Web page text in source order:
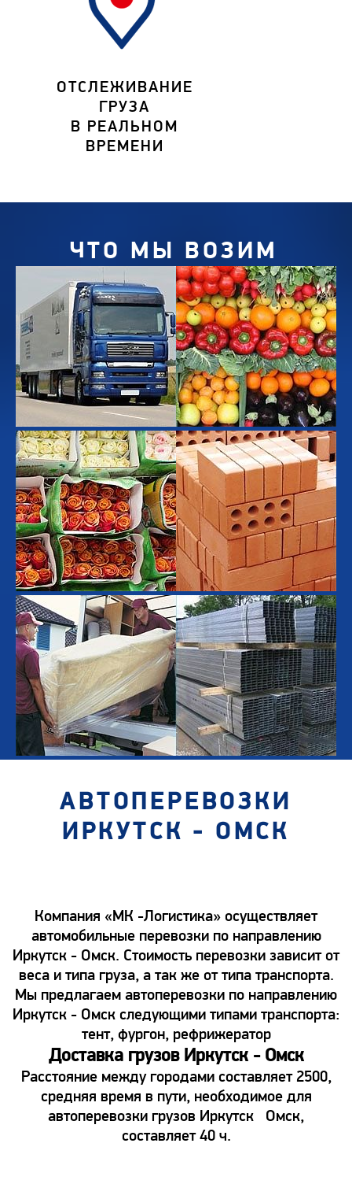
ОТСЛЕЖИВАНИЕ
ГРУЗА
В РЕАЛЬНОМ
ВРЕМЕНИ
ЧТО МЫ ВОЗИМ
АВТОПЕРЕВОЗКИ
ИРКУТСК - ОМСК
Компания «МК -Логистика» осуществляет
автомобильные перевозки по направлению
Иркутск - Омск. Стоимость перевозки зависит от
веса и типа груза, а так же от типа транспорта.
Мы предлагаем автоперевозки по направлению
Иркутск - Омск следующими типами транспорта:
тент, фургон, рефрижератор
Доставка грузов Иркутск - Омск
Расстояние между городами составляет 2500,
средняя время в пути, необходимое для
автоперевозки грузов Иркутск Омск,
составляет 40 ч.